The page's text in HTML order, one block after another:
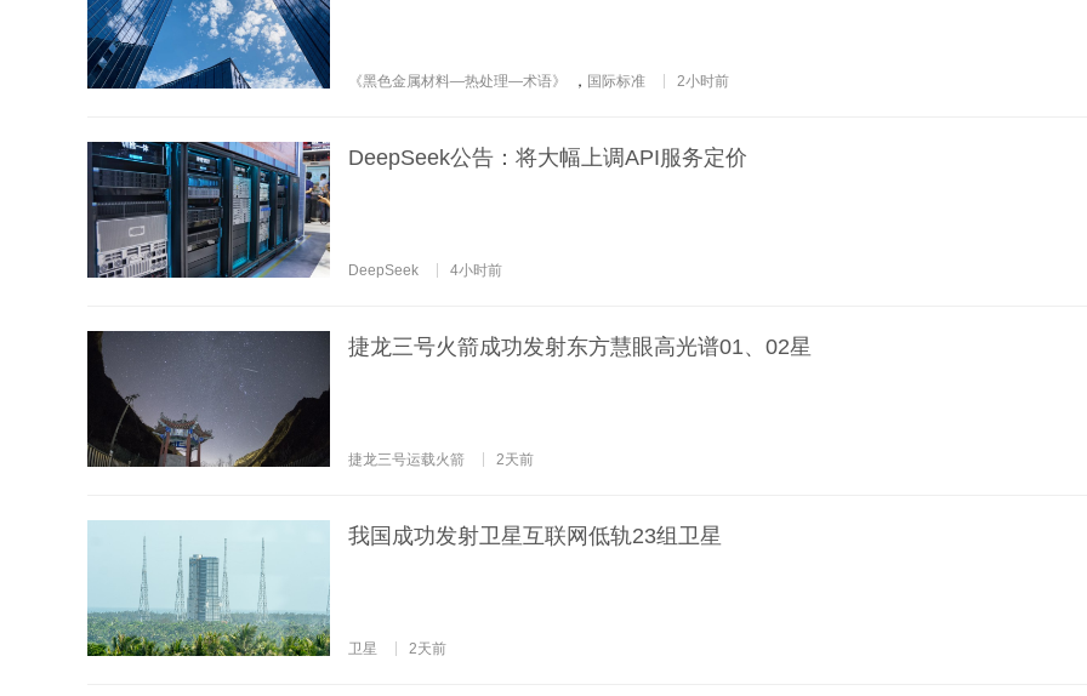
《黑色金属材料—热处理—术语》 ， 国际标准 2小时前
DeepSeek公告：将大幅上调API服务定价
DeepSeek 4小时前
捷龙三号火箭成功发射东方慧眼高光谱01、02星
捷龙三号运载火箭 2天前
我国成功发射卫星互联网低轨23组卫星
卫星 2天前